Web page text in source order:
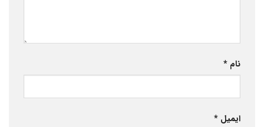
نام *
ایمیل *